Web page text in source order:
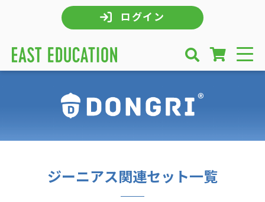
ログイン
ジーニアス関連セット一覧